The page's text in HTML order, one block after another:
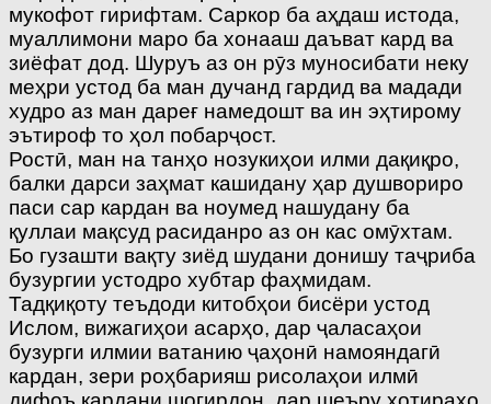
мукофот гирифтам. Саркор ба аҳдаш истода,
муаллимони маро ба хонааш даъват кард ва
зиёфат дод. Шуруъ аз он рӯз муносибати неку
меҳри устод ба ман дучанд гардид ва мадади
худро аз ман дареғ намедошт ва ин эҳтирому
эътироф то ҳол побарҷост.
Ростӣ, ман на танҳо нозукиҳои илми дақиқро,
балки дарси заҳмат кашидану ҳар душвориро
паси сар кардан ва ноумед нашудану ба
қуллаи мақсуд расиданро аз он кас омӯхтам.
Бо гузашти вақту зиёд шудани донишу таҷриба
бузургии устодро хубтар фаҳмидам.
Тадқиқоту теъдоди китобҳои бисёри устод
Ислом, вижагиҳои асарҳо, дар ҷаласаҳои
бузурги илмии ватанию ҷаҳонӣ намояндагӣ
кардан, зери роҳбарияш рисолаҳои илмӣ